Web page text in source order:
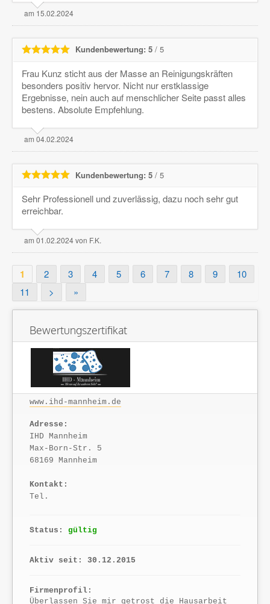
am 15.02.2024
Kundenbewertung: 5 / 5
Frau Kunz sticht aus der Masse an Reinigungskräften
besonders positiv hervor. Nicht nur erstklassige
Ergebnisse, nein auch auf menschlicher Seite passt alles
bestens. Absolute Empfehlung.
am 04.02.2024
Kundenbewertung: 5 / 5
Sehr Professionell und zuverlässig, dazu noch sehr gut
erreichbar.
am 01.02.2024 von F.K.
1 2 3 4 5 6 7 8 9
10
11
> »
Bewertungszertifikat
www.ihd-mannheim.de
Adresse:
IHD Mannheim
Max-Born-Str. 5
68169 Mannheim
Kontakt:
Tel.
Status: gültig
Aktiv seit: 30.12.2015
Firmenprofil:
Überlassen Sie mir getrost die Hausarbeit